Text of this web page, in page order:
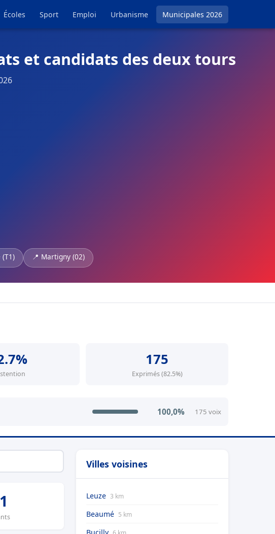
Écoles Sport Emploi Urbanisme Municipales 2026
et candidats des deux tours
📍 Martigny (02)
175
Exprimés (82.5%)
100,0% 175 voix
Villes voisines
Leuze 3 km
Beaumé 5 km